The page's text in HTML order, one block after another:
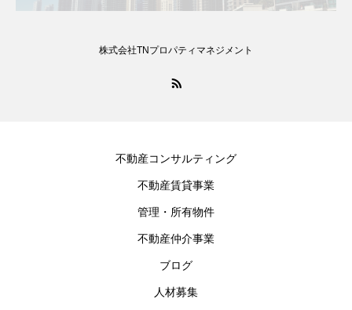
株式会社TNプロパティマネジメント
不動産コンサルティング
不動産賃貸事業
管理・所有物件
不動産仲介事業
ブログ
人材募集